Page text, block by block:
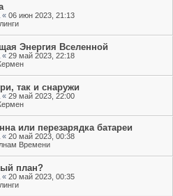
« 06 июн 2023, 21:13
Энергия Вселенной
« 29 май 2023, 22:18
так и снаружи
« 29 май 2023, 22:00
или перезарядка батареи
« 20 май 2023, 00:38
Времени
план?
« 20 май 2023, 00:35